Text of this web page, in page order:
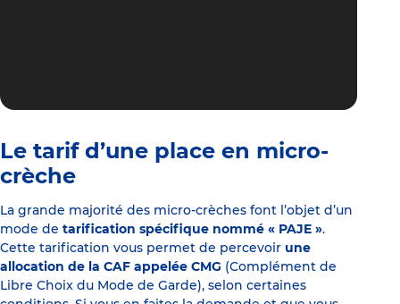
Le tarif d’une place en micro-
crèche
La grande majorité des micro-crèches font l’objet d’un
mode de tarification spécifique nommé « PAJE ».
Cette tarification vous permet de percevoir une
allocation de la CAF appelée CMG (Complément de
Libre Choix du Mode de Garde), selon certaines